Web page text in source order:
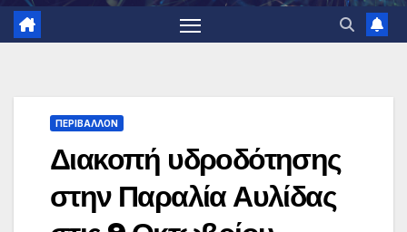
ΠΕΡΙΒΑΛΛΟΝ
Διακοπή υδροδότησης
στην Παραλία Αυλίδας